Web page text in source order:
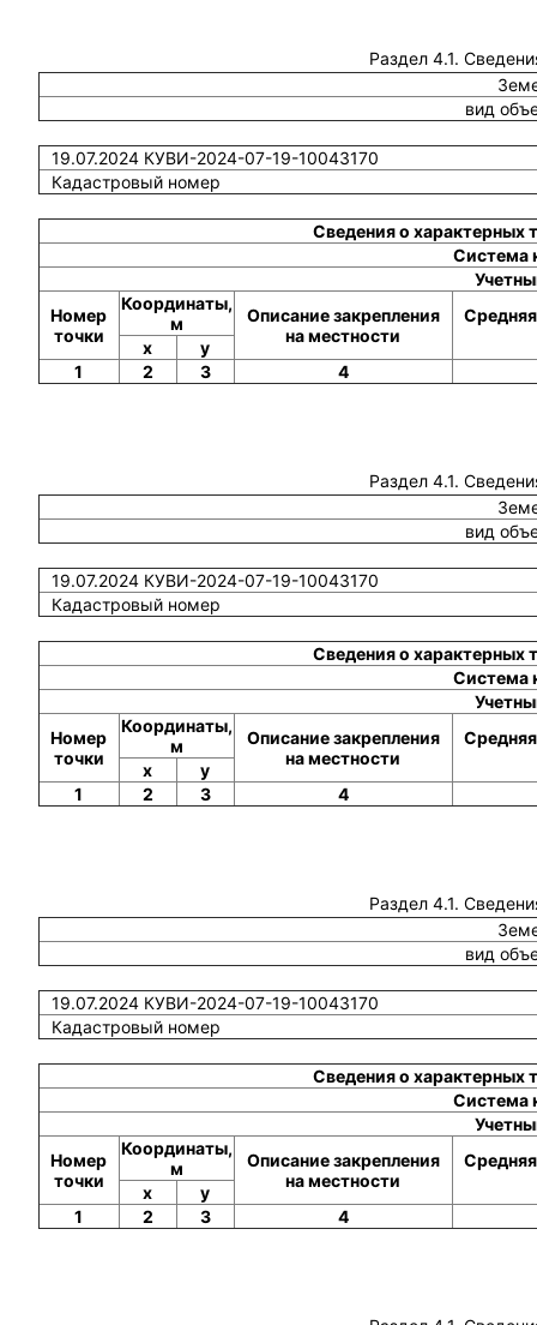
Раздел 4.1.
вид
19.07.2024 КУВИ-2024-07-19-10043170
Кадастровый номер
Сведения о характерных
Система
Номер
точки
Координаты,
м
Описание закрепления
на местности
x
y
1
2 3 4
Раздел 4.1.
вид
19.07.2024 КУВИ-2024-07-19-10043170
Кадастровый номер
Сведения о характерных
Система
Номер
точки
Координаты,
м
Описание закрепления
на местности
x
y
1
2 3 4
Раздел 4.1.
вид
19.07.2024 КУВИ-2024-07-19-10043170
Кадастровый номер
Сведения о характерных
Система
Номер
точки
Координаты,
м
Описание закрепления
на местности
x
y
1
2 3 4